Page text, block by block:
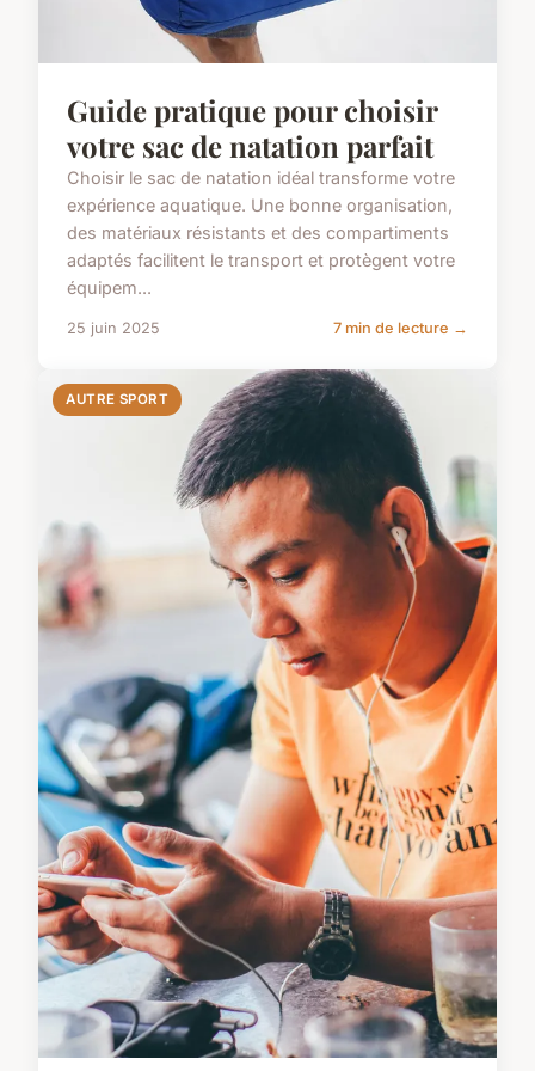
Guide pratique pour choisir
votre sac de natation parfait
Choisir le sac de natation idéal transforme votre
expérience aquatique. Une bonne organisation,
des matériaux résistants et des compartiments
adaptés facilitent le transport et protègent votre
équipem...
25 juin 2025 7 min de lecture →
AUTRE SPORT